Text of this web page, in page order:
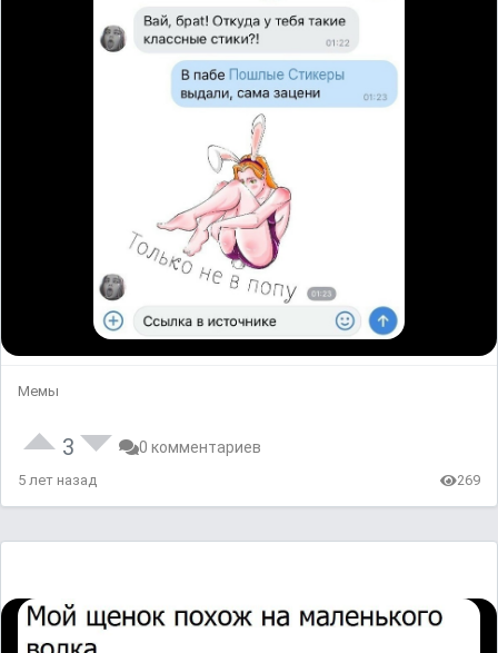
Мемы
3 0 комментариев
5 лет назад 269